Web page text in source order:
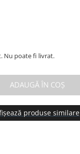
Nu poate fi livrat.
ADAUGĂ ÎN COȘ
produse similare